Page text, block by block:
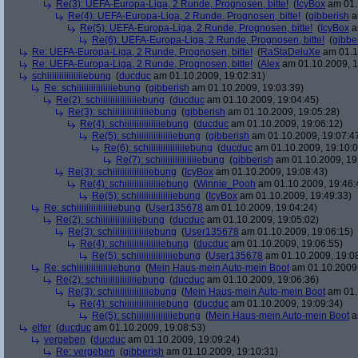
Re(3): UEFA-Europa-Liga, 2 Runde, Prognosen, bitte! ( IcyBox am
Re(4): UEFA-Europa-Liga, 2 Runde, Prognosen, bitte! (gibberish
Re(5): UEFA-Europa-Liga, 2 Runde, Prognosen, bitte! ( IcyBox
Re(6): UEFA-Europa-Liga, 2 Runde, Prognosen, bitte! (
Re: UEFA-Europa-Liga, 2 Runde, Prognosen, bitte! (RaStaDeluXe am
Re: UEFA-Europa-Liga, 2 Runde, Prognosen, bitte! (Alex am 01.10.2009,
schiiiiiiiiiiiiiiiebung (ducduc am 01.10.2009, 19:02:31)
Re: schiiiiiiiiiiiiiiiebung (gibberish am 01.10.2009, 19:03:39)
Re(2): schiiiiiiiiiiiiiiiebung (ducduc am 01.10.2009, 19:04:45)
Re(3): schiiiiiiiiiiiiiiiebung (gibberish am 01.10.2009, 19:05:28)
Re(4): schiiiiiiiiiiiiiiiebung (ducduc am 01.10.2009, 19:06:12)
Re(5): schiiiiiiiiiiiiiiiebung (gibberish am 01.10.2009,
Re(6): schiiiiiiiiiiiiiiiebung (ducduc am 01.10.2009,
Re(7): schiiiiiiiiiiiiiiiebung (gibberish am 01.10.2009,
Re(3): schiiiiiiiiiiiiiiiebung ( IcyBox am 01.10.2009, 19:08:43)
Re(4): schiiiiiiiiiiiiiiiebung (Winnie_Pooh am 01.10.2009,
Re(5): schiiiiiiiiiiiiiiiebung ( IcyBox am 01.10.2009, 19:49:33)
Re: schiiiiiiiiiiiiiiiebung (User135678 am 01.10.2009, 19:04:24)
Re(2): schiiiiiiiiiiiiiiiebung (ducduc am 01.10.2009, 19:05:02)
Re(3): schiiiiiiiiiiiiiiiebung (User135678 am 01.10.2009, 19:06:15)
Re(4): schiiiiiiiiiiiiiiiebung (ducduc am 01.10.2009, 19:06:55)
Re(5): schiiiiiiiiiiiiiiiebung (User135678 am 01.10.2009,
Re: schiiiiiiiiiiiiiiiebung (Mein Haus-mein Auto-mein Boot am
Re(2): schiiiiiiiiiiiiiiiebung (ducduc am 01.10.2009, 19:06:36)
Re(3): schiiiiiiiiiiiiiiiebung (Mein Haus-mein Auto-mein Boot am
Re(4): schiiiiiiiiiiiiiiiebung (ducduc am 01.10.2009, 19:09:34)
Re(5): schiiiiiiiiiiiiiiiebung (Mein Haus-mein Auto-mein Boot
elfer (ducduc am 01.10.2009, 19:08:53)
vergeben (ducduc am 01.10.2009, 19:09:24)
Re: vergeben (gibberish am 01.10.2009, 19:10:31)